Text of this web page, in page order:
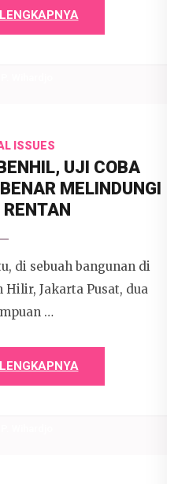
ISSUES
UJI COBA
MELINDUNGI
RENTAN
di sebuah bangunan di
Hilir, Jakarta Pusat, dua
…